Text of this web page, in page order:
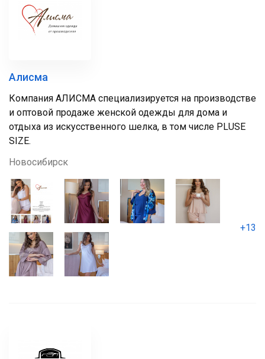
Алисма
Компания АЛИСМА специализируется на производстве
и оптовой продаже женской одежды для дома и
отдыха из искусственного шелка, в том числе PLUSE
SIZE.
Новосибирск
+13